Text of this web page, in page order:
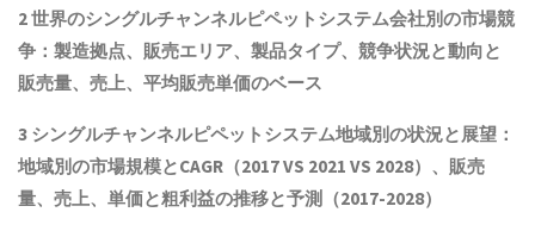
2 世界のシングルチャンネルピペットシステム会社別の市場競
争：製造拠点、販売エリア、製品タイプ、競争状況と動向と
販売量、売上、平均販売単価のベース
3 シングルチャンネルピペットシステム地域別の状況と展望：
地域別の市場規模とCAGR （2017 VS 2021 VS 2028）、販売
量、売上、単価と粗利益の推移と予測（2017-2028）